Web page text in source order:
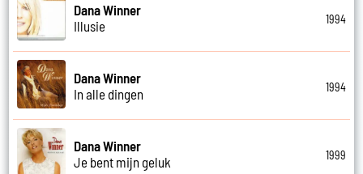
Dana Winner
Illusie
1994
Dana Winner
In alle dingen
1994
Dana Winner
Je bent mijn geluk
1999